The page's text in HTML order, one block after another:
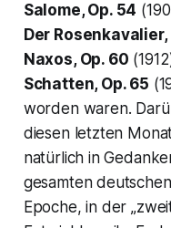
Salome, Op. 54
Der Rosenkavalier,
Naxos, Op. 60
Schatten, Op. 65
worden waren.
diesen letzten
natürlich in
gesamten
Epoche, in der